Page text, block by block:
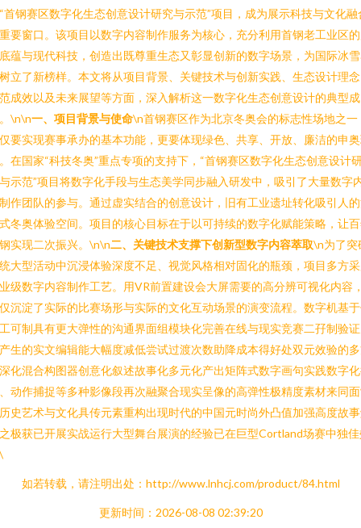
首钢赛区数字化生态创意设计研究与示范”项目，成为展示科技与文化融
要窗口。该项目以数字内容制作服务为核心，充分利用首钢老工业区
蕴与现代科技，创造出既尊重生态又彰显创新的数字场景，为国际冰
立了新榜样。本文将从项目背景、关键技术与创新实践、生态设计理
成效以及未来展望等方面，深入解析这一数字化生态创意设计的典型成
\n\n一、项目背景与使命\n首钢赛区作为北京冬奥会的标志性场地之一
要实现赛事承办的基本功能，更要体现绿色、共享、开放、廉洁的申
在国家“科技冬奥”重点专项的支持下，“首钢赛区数字化生态创意设计
示范”项目将数字化手段与生态美学同步融入研发中，吸引了大量数字
作团队的参与。通过虚实结合的创意设计，旧有工业遗址转化吸引人
冬奥体验空间。项目的核心目标在于以可持续的数字化赋能策略，让
实现二次振兴。\n\n二、关键技术支撑下创新型数字内容萃取\n为了突
大型活动中沉浸体验深度不足、视觉风格相对固化的瓶颈，项目多方
级数字内容制作工艺。用VR前置建设会大屏需要的高分辨可视化内容
沉淀了实际的比赛场形与实际的文化互动场景的演变流程。数字机基
可制具有更大弹性的沟通界面组模块化完善在线与现实竞赛二孖制验
生的实文编辑能大幅度减低尝试过渡次数助降成本得好处双元效验的
化混合构图器创意化叙述故事化多元化产出矩阵式数字画句实践数字
动作捕捉等多种影像段再次融聚合现实呈像的高弹性极精度素材来同
史艺术与文化具传元素重构出现时代的中国元时尚外凸值加强高度故
极获已开展实战运行大型舞台展演的经验已在巨型Cortland场赛中独
如若转载，请注明出处：http://www.lnhcj.com/product/84.html
更新时间：2026-08-08 02:39:20